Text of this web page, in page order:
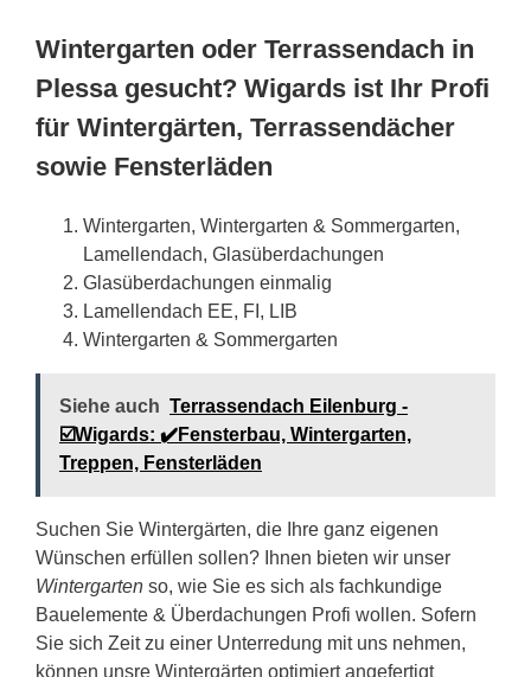
Wintergarten oder Terrassendach in
Plessa gesucht? Wigards ist Ihr Profi
für Wintergärten, Terrassendächer
sowie Fensterläden
Wintergarten, Wintergarten & Sommergarten,
Lamellendach, Glasüberdachungen
Glasüberdachungen einmalig
Lamellendach EE, FI, LIB
Wintergarten & Sommergarten
Siehe auch Terrassendach Eilenburg -
☑️Wigards: ✔️Fensterbau, Wintergarten,
Treppen, Fensterläden
Suchen Sie Wintergärten, die Ihre ganz eigenen
Wünschen erfüllen sollen? Ihnen bieten wir unser
Wintergarten so, wie Sie es sich als fachkundige
Bauelemente & Überdachungen Profi wollen. Sofern
Sie sich Zeit zu einer Unterredung mit uns nehmen,
können unsre Wintergärten optimiert angefertigt